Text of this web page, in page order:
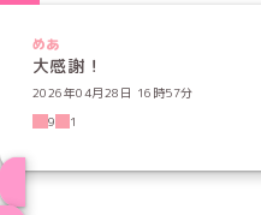
めあ
大感謝！
2026年04月28日 16時57分
9
1